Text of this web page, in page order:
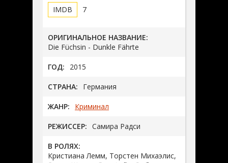
7
ОРИГИНАЛЬНОЕ НАЗВАНИЕ:
Die Füchsin - Dunkle Fährte
ГОД: 2015
СТРАНА: Германия
ЖАНР: Криминал
РЕЖИССЕР: Самира Радси
В РОЛЯХ:
Кристиана Лемм, Торстен Михаэлис,